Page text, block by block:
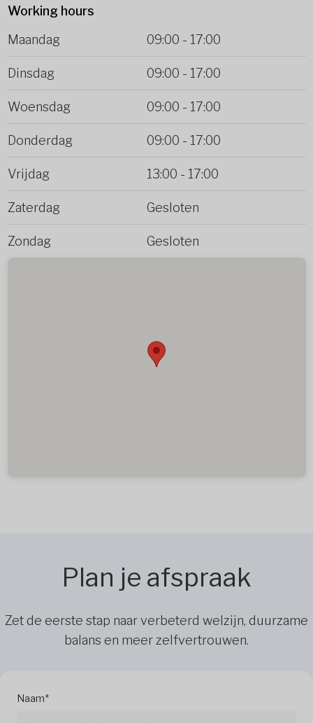
Working hours
Maandag
09:00 - 17:00
Dinsdag 09:00 - 17:00
Woensdag 09:00 - 17:00
Donderdag 09:00 - 17:00
Vrijdag 13:00 - 17:00
Zaterdag Gesloten
Zondag Gesloten
Plan je afspraak
Zet de eerste stap naar verbeterd welzijn, duurzame
balans en meer zelfvertrouwen.
Naam*